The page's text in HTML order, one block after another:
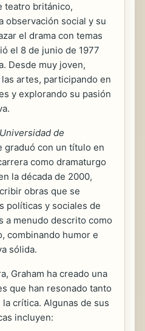
teatro británico,
observación social y su
el drama con temas
el 8 de junio de 1977
Desde muy joven,
artes, participando en
y explorando su pasión
Universidad de
graduó con un título en
como dramaturgo
la década de 2000,
obras que se
políticas y sociales de
a menudo descrito como
combinando humor e
sólida.
Graham ha creado una
que han resonado tanto
crítica. Algunas de sus
incluyen: